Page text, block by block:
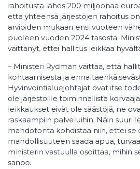
rahoitusta lähes 200 miljoonaa
että yhteensä järjestöjen rahoitus
arvioiden mukaan ensi vuoteen
puoleen vuoden 2024 tasosta.
väittänyt, ettei hallitus leikkaa
– Ministeri Rydman väittää, että
kohtaamisesta ja
Hyvinvointialuejohtajat ovat itse
ole järjestöille toiminnallista
leikkaukset eivät ole säästöjä, ne
raskaampiin palveluihin. Näin suuri
mahdotonta kohdistaa niin, ettei se
mahdollisuuteen saada apua,
ministerin vastuulla osoittaa, mihin
sanoo.